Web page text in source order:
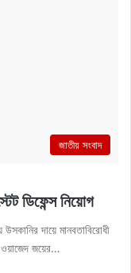
জাতীয় সংবাদ
ডিফেন্স নিয়োগ
দায়ে মানবতাবিরোধী
ওয়াজেদ জয়ের…